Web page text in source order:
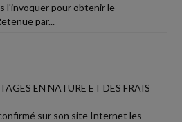
l'invoquer pour obtenir le
par...
EN NATURE ET DES FRAIS
sur son site Internet les